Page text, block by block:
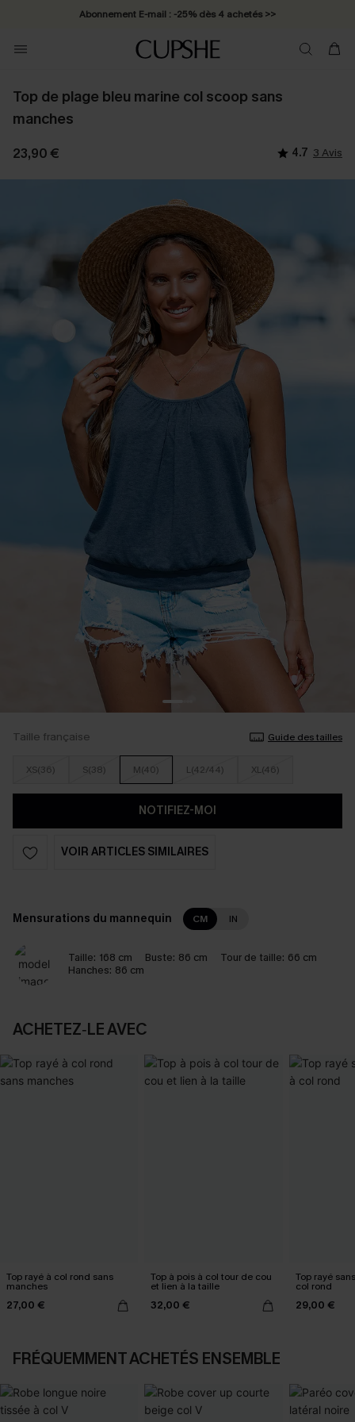
Abonnement E-mail : -25% dès 4 achetés >>
Top de plage bleu marine col scoop sans
manches
23,90 € 4.7 3 Avis
Taille française Guide des tailles
XS(36) S(38) M(40) L(42/44) XL(46)
NOTIFIEZ-MOI
VOIR ARTICLES SIMILAIRES
Mensurations du mannequin CM IN
Taille: 168 cm Buste: 86 cm Tour de taille: 66 cm
Hanches: 86 cm
ACHETEZ‑LE AVEC
Top rayé à col rond sans
manches
27,00 €
Top à pois à col tour de cou
et lien à la taille
32,00 €
Top rayé
col rond
29,00 €
FRÉQUEMMENT ACHETÉS ENSEMBLE